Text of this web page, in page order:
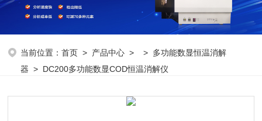
当前位置：首页 > 产品中心 > > 多功能数显恒温消解
器 > DC200多功能数显COD恒温消解仪